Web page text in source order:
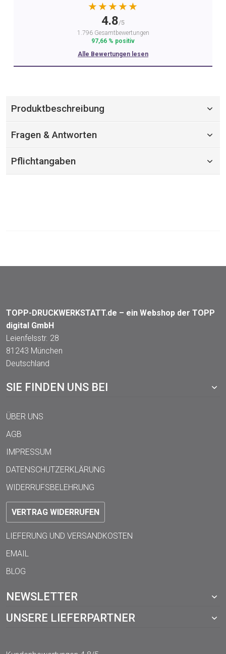
★★★★★
4.8/5
1.796 Gesamtbewertungen
97,66 % positiv
Alle Bewertungen lesen
Produktbeschreibung
Fragen & Antworten
Pflichtangaben
TOPP-DRUCKWERKSTATT.de – ein Webshop der TOPP
digital GmbH
Leienfelsstr. 28
81243 München
Deutschland
SIE FINDEN UNS BEI
ÜBER UNS
AGB
IMPRESSUM
DATENSCHUTZERKLÄRUNG
WIDERRUFSBELEHRUNG
VERTRAG WIDERRUFEN
LIEFERUNG UND VERSANDKOSTEN
EMAIL
BLOG
NEWSLETTER
UNSERE LIEFERPARTNER